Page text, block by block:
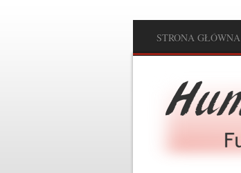
Main menu
STRONA GŁÓWNA